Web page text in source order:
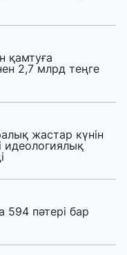
қамтуға
2,7 млрд теңге
жастар күнін
идеологиялық
пәтері бар